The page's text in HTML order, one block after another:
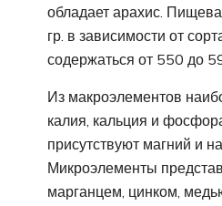
обладает арахис.
гр. в зависимости от
содержаться от 550 до
Из макроэлементов
калия, кальция и
присутствуют магний и
Микроэлементы
марганцем, цинком,